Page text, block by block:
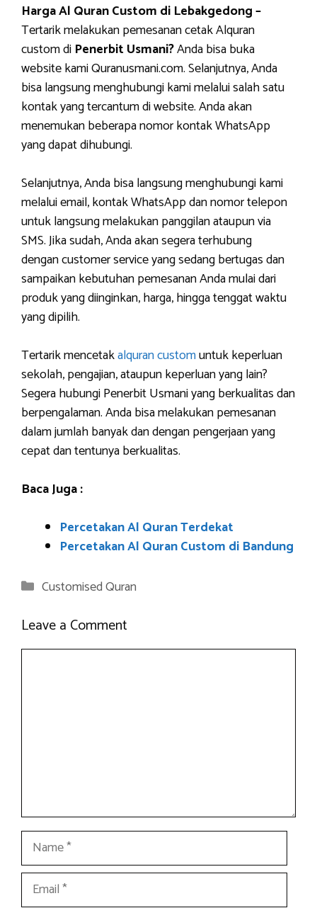
Harga Al Quran Custom di Lebakgedong –
Tertarik melakukan pemesanan cetak Alquran
custom di Penerbit Usmani?Anda bisa buka
website kami Quranusmani.com. Selanjutnya, Anda
bisa langsung menghubungi kami melalui salah satu
kontak yang tercantum di website. Anda akan
menemukan beberapa nomor kontak WhatsApp
yang dapat dihubungi.
Selanjutnya, Anda bisa langsung menghubungi kami
melalui email, kontak WhatsApp dan nomor telepon
untuk langsung melakukan panggilan ataupun via
SMS. Jika sudah, Anda akan segera terhubung
dengan customer service yang sedang bertugas dan
sampaikan kebutuhan pemesanan Anda mulai dari
produk yang diinginkan, harga, hingga tenggat waktu
yang dipilih.
Tertarik mencetakalquran customuntuk keperluan
sekolah, pengajian, ataupun keperluan yang lain?
Segera hubungi Penerbit Usmani yang berkualitas dan
berpengalaman. Anda bisa melakukan pemesanan
dalam jumlah banyak dan dengan pengerjaan yang
cepat dan tentunya berkualitas.
Baca Juga :
Percetakan Al Quran Terdekat
Percetakan Al Quran Custom di Bandung
Categories
Customised Quran
Leave a Comment
Name
Email